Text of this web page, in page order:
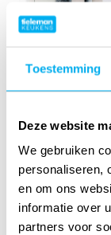
Toestemming
Deze website
We gebruiken
personaliseren,
en om ons
informatie over
partners voor